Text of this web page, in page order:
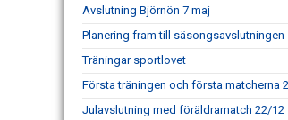
Avslutning Björnön 7 maj
Planering fram till säsongsavslutningen
Träningar sportlovet
Första träningen och första matcherna
Julavslutning med föräldramatch 22/12